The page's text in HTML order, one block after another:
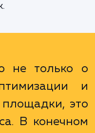
не только о
и
это
В конечном